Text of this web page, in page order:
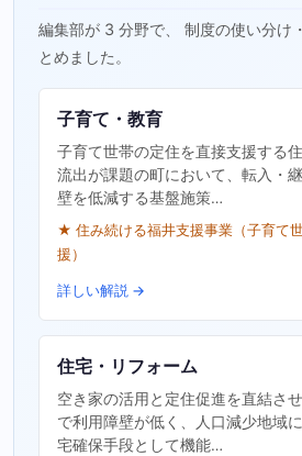
編集部が 3 分野で、 制度の使い分け
とめました。
子育て・教育
子育て世帯の定住を直接支援する
流出が課題の町において、転入・
壁を低減する基盤施策…
★ 住み続ける福井支援事業（子育て
援）
詳しい解説 →
住宅・リフォーム
空き家の活用と定住促進を直結さ
で利用障壁が低く、人口減少地域
宅確保手段として機能…